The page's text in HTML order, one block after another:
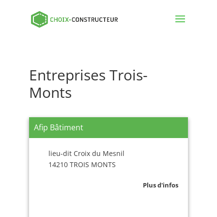
Entreprises Trois-
Monts
Afip Bâtiment
lieu-dit Croix du Mesnil
14210 TROIS MONTS
Plus d'infos